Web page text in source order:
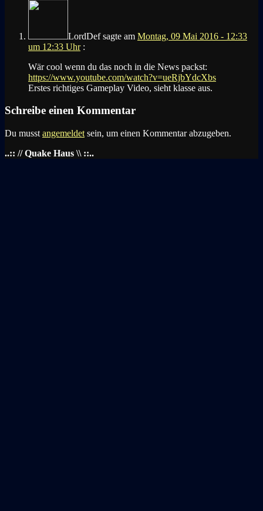
LordDefsagte am Montag, 09 Mai 2016 - 12:33
um 12:33 Uhr :
Wär cool wenn du das noch in die News packst:
https://www.youtube.com/watch?v=ueRjbYdcXbs
Erstes richtiges Gameplay Video, sieht klasse aus.
Schreibe einen Kommentar
Du musst angemeldet sein, um einen Kommentar abzugeben.
..:: // Quake Haus \\ ::..